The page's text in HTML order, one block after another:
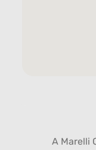
A Marelli